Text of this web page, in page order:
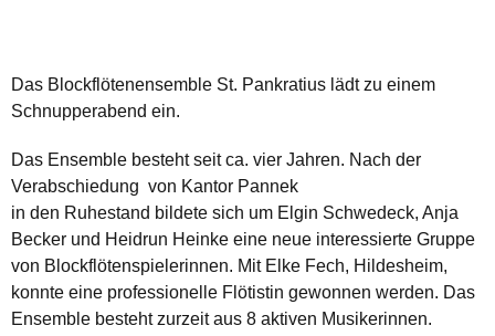
Das Blockflötenensemble St. Pankratius lädt zu einem
Schnupperabend ein.
Das Ensemble besteht seit ca. vier Jahren. Nach der
Verabschiedung von Kantor Pannek
in den Ruhestand bildete sich um Elgin Schwedeck, Anja
Becker und Heidrun Heinke eine neue interessierte Gruppe
von Blockflötenspielerinnen. Mit Elke Fech, Hildesheim,
konnte eine professionelle Flötistin gewonnen werden. Das
Ensemble besteht zurzeit aus 8 aktiven Musikerinnen.